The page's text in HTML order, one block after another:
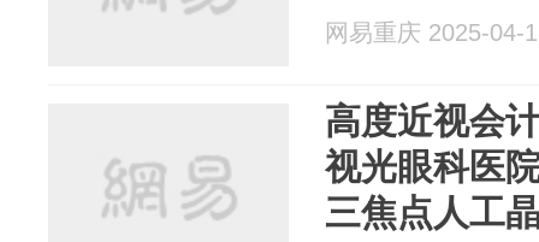
网易重庆 2025-04-
高度近视会
视光眼科医
三焦点人工